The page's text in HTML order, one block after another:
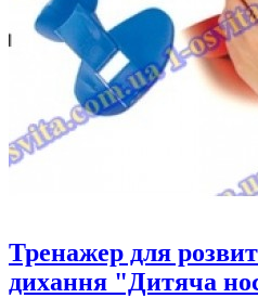
Тренажер для
дихання "Дитяча